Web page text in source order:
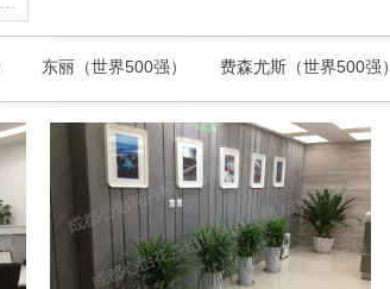
东丽（世界500强） 费森尤斯（世界500强）